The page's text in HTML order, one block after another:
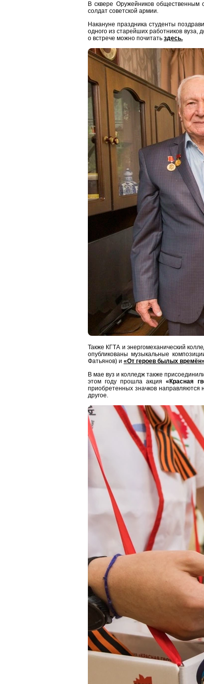
В сквере Оружейников общественным
солдат советской армии.
Накануне праздника студенты
одного из старейших работников вуза,
о встрече можно почитать здесь.
Также КГТА и энергомеханический
опубликованы музыкальные
Фатьянов) и «От героев былых времён»
В мае вуз и колледж также
этом году прошла акция«Красная
приобретенных значков
другое.